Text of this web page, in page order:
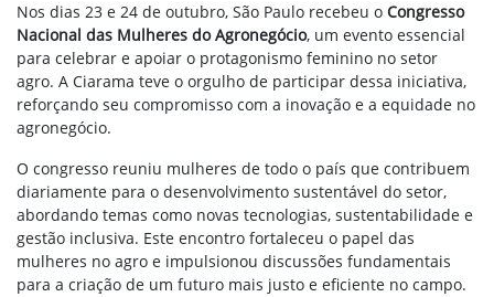
Nos dias 23 e 24 de outubro, São Paulo recebeu o Congresso
Nacional das Mulheres do Agronegócio, um evento essencial
para celebrar e apoiar o protagonismo feminino no setor
agro. A Ciarama teve o orgulho de participar dessa iniciativa,
reforçando seu compromisso com a inovação e a equidade no
agronegócio.
O congresso reuniu mulheres de todo o país que contribuem
diariamente para o desenvolvimento sustentável do setor,
abordando temas como novas tecnologias, sustentabilidade e
gestão inclusiva. Este encontro fortaleceu o papel das
mulheres no agro e impulsionou discussões fundamentais
para a criação de um futuro mais justo e eficiente no campo.